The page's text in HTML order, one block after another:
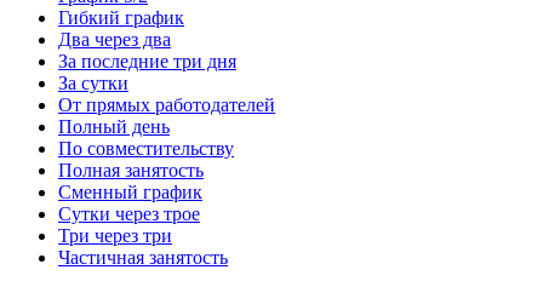
Гибкий график
Два через два
За последние три дня
За сутки
От прямых работодателей
Полный день
По совместительству
Полная занятость
Сменный график
Сутки через трое
Три через три
Частичная занятость